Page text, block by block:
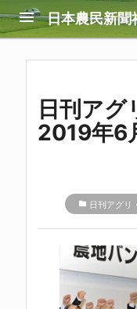
menu 日本農民新聞
日刊ア
2019年6
folder 日刊アグリ